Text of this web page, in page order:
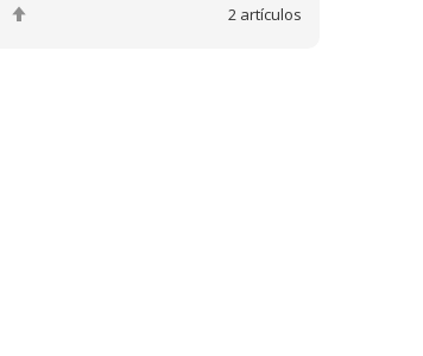
2 artículos